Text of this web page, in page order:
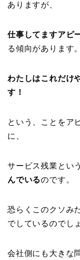
ありますが、
仕事してますアピ
る傾向があります。
わたしはこれだけ
す！
という、ことをア
に、
サービス残業とい
んでいるのです。
恐らくこのクソみ
でしているのでし
会社側にも大きな